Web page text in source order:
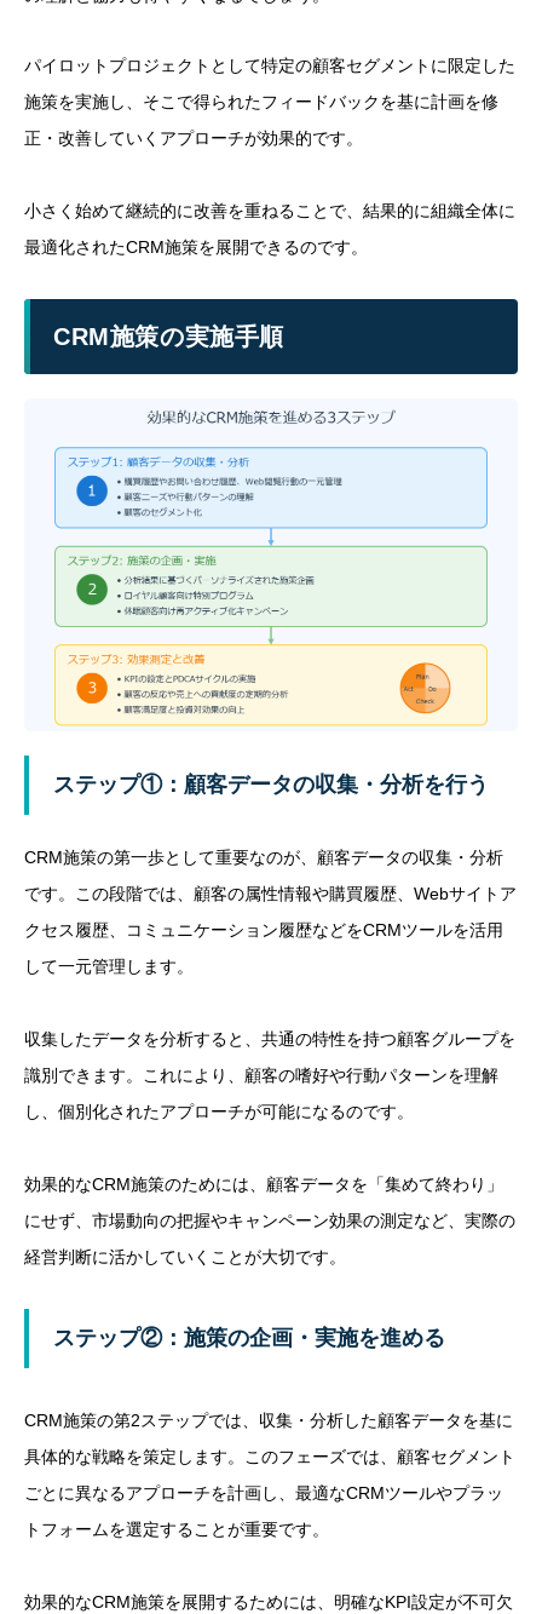
パイロットプロジェクトとして特定の顧客セグメントに限定した
施策を実施し、そこで得られたフィードバックを基に計画を修
正・改善していくアプローチが効果的です。
小さく始めて継続的に改善を重ねることで、結果的に組織全体に
最適化されたCRM施策を展開できるのです。
CRM施策の実施手順
ステップ①：顧客データの収集・分析を行う
CRM施策の第一歩として重要なのが、顧客データの収集・分析
です。この段階では、顧客の属性情報や購買履歴、Webサイトア
クセス履歴、コミュニケーション履歴などをCRMツールを活用
して一元管理します。
収集したデータを分析すると、共通の特性を持つ顧客グループを
識別できます。これにより、顧客の嗜好や行動パターンを理解
し、個別化されたアプローチが可能になるのです。
効果的なCRM施策のためには、顧客データを「集めて終わり」
にせず、市場動向の把握やキャンペーン効果の測定など、実際の
経営判断に活かしていくことが大切です。
ステップ②：施策の企画・実施を進める
CRM施策の第2ステップでは、収集・分析した顧客データを基に
具体的な戦略を策定します。このフェーズでは、顧客セグメント
ごとに異なるアプローチを計画し、最適なCRMツールやプラッ
トフォームを選定することが重要です。
効果的なCRM施策を展開するためには、明確なKPI設定が不可欠